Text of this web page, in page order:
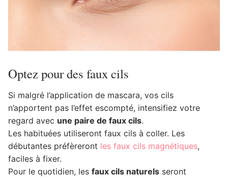
Optez pour des faux cils
Si malgré l’application de mascara, vos cils
n’apportent pas l’effet escompté, intensifiez votre
regard avec une paire de faux cils.
Les habituées utiliseront faux cils à coller. Les
débutantes préfèreront les faux cils magnétiques,
faciles à fixer.
Pour le quotidien, les faux cils naturels seront